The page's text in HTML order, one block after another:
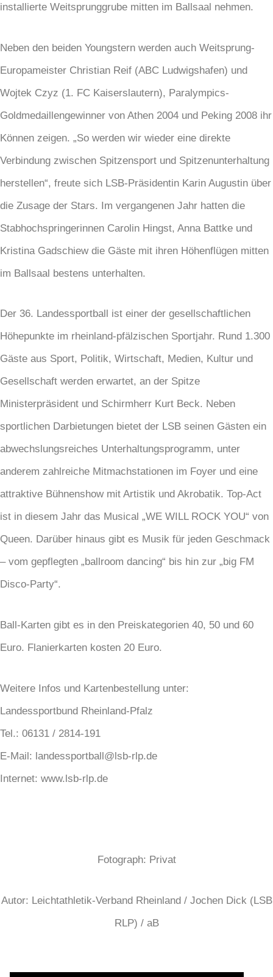
installierte Weitsprunggrube mitten im Ballsaal nehmen.
Neben den beiden Youngstern werden auch Weitsprung-
Europameister Christian Reif (ABC Ludwigshafen) und
Wojtek Czyz (1. FC Kaiserslautern), Paralympics-
Goldmedaillengewinner von Athen 2004 und Peking 2008 ihr
Können zeigen. „So werden wir wieder eine direkte
Verbindung zwischen Spitzensport und Spitzenunterhaltung
herstellen“, freute sich LSB-Präsidentin Karin Augustin über
die Zusage der Stars. Im vergangenen Jahr hatten die
Stabhochspringerinnen Carolin Hingst, Anna Battke und
Kristina Gadschiew die Gäste mit ihren Höhenflügen mitten
im Ballsaal bestens unterhalten.
Der 36. Landessportball ist einer der gesellschaftlichen
Höhepunkte im rheinland-pfälzischen Sportjahr. Rund 1.300
Gäste aus Sport, Politik, Wirtschaft, Medien, Kultur und
Gesellschaft werden erwartet, an der Spitze
Ministerpräsident und Schirmherr Kurt Beck. Neben
sportlichen Darbietungen bietet der LSB seinen Gästen ein
abwechslungsreiches Unterhaltungsprogramm, unter
anderem zahlreiche Mitmachstationen im Foyer und eine
attraktive Bühnenshow mit Artistik und Akrobatik. Top-Act
ist in diesem Jahr das Musical „WE WILL ROCK YOU“ von
Queen. Darüber hinaus gibt es Musik für jeden Geschmack
– vom gepflegten „ballroom dancing“ bis hin zur „big FM
Disco-Party“.
Ball-Karten gibt es in den Preiskategorien 40, 50 und 60
Euro. Flanierkarten kosten 20 Euro.
Weitere Infos und Kartenbestellung unter:
Landessportbund Rheinland-Pfalz
Tel.: 06131 / 2814-191
E-Mail: landessportball@lsb-rlp.de
Internet: www.lsb-rlp.de
Fotograph: Privat
Autor: Leichtathletik-Verband Rheinland / Jochen Dick (LSB
RLP) / aB